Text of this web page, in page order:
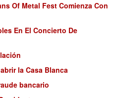
Of Metal Fest Comienza Con
En El Concierto De
la Casa Blanca
bancario